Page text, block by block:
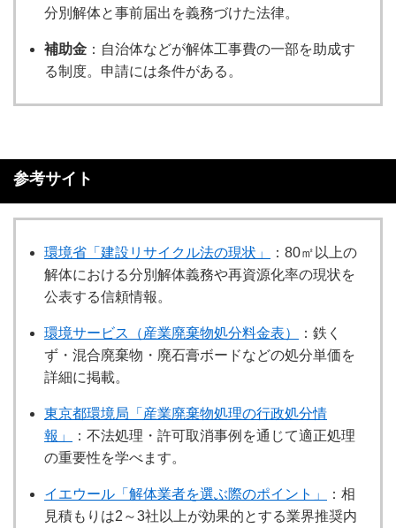
分別解体と事前届出を義務づけた法律。
補助金 ：自治体などが解体工事費の一部を助成す
る制度。申請には条件がある。
参考サイト
環境省「建設リサイクル法の現状」
：80㎡以上の
解体における分別解体義務や再資源化率の現状を
公表する信頼情報。
環境サービス（産業廃棄物処分料金表）
：鉄く
ず・混合廃棄物・廃石膏ボードなどの処分単価を
詳細に掲載。
東京都環境局「産業廃棄物処理の行政処分情
報」
：不法処理・許可取消事例を通じて適正処理
の重要性を学べます。
イエウール「解体業者を選ぶ際のポイント」
：相
見積もりは2～3社以上が効果的とする業界推奨内